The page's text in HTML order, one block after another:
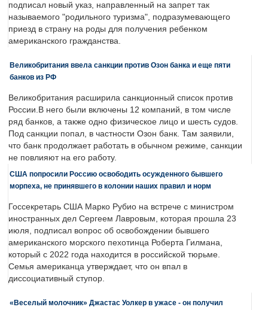
подписал новый указ, направленный на запрет так
называемого "родильного туризма", подразумевающего
приезд в страну на роды для получения ребенком
американского гражданства.
Великобритания ввела санкции против Озон банка и еще пяти
банков из РФ
Великобритания расширила санкционный список против
России.В него были включены 12 компаний, в том числе
ряд банков, а также одно физическое лицо и шесть судов.
Под санкции попал, в частности Озон банк. Там заявили,
что банк продолжает работать в обычном режиме, санкции
не повлияют на его работу.
США попросили Россию освободить осужденного бывшего
морпеха, не принявшего в колонии наших правил и норм
Госсекретарь США Марко Рубио на встрече с министром
иностранных дел Сергеем Лавровым, которая прошла 23
июля, подписал вопрос об освобождении бывшего
американского морского пехотинца Роберта Гилмана,
который с 2022 года находится в российской тюрьме.
Семья американца утверждает, что он впал в
диссоциативный ступор.
«Веселый молочник» Джастас Уолкер в ужасе - он получил